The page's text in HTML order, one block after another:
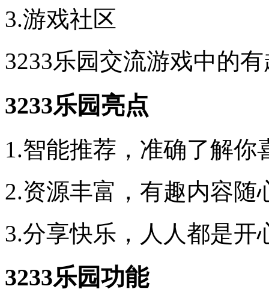
3.游戏社区
3233乐园交流游戏中的
3233乐园亮点
1.智能推荐，准确了解你
2.资源丰富，有趣内容随
3.分享快乐，人人都是开
3233乐园功能